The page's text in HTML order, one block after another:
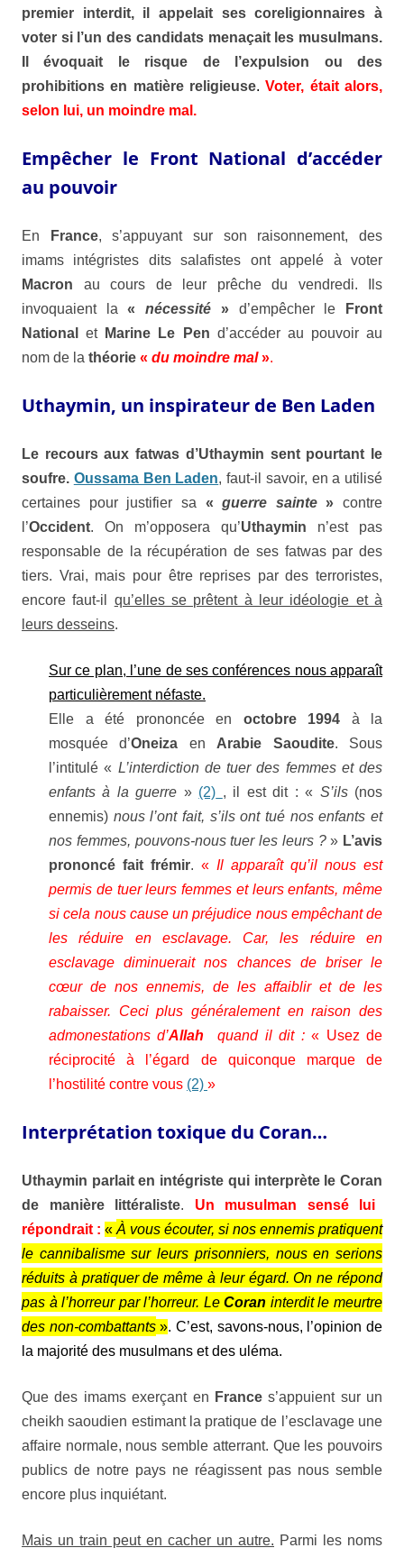
premier interdit, il appelait ses coreligionnaires à
voter si l’un des candidats menaçait les musulmans.
Il évoquait le risque de l’expulsion ou des
prohibitions en matière religieuse. Voter, était alors,
selon lui, un moindre mal.
Empêcher le Front National d’accéder
au pouvoir
En France, s’appuyant sur son raisonnement, des
imams intégristes dits salafistes ont appelé à voter
Macron au cours de leur prêche du vendredi. Ils
invoquaient la«nécessité »d’empêcher le
Front
National
et Marine Le Pen d’accéder au pouvoir au
nom de la théorie « du moindre mal».
Uthaymin, un inspirateur de Ben Laden
Le recours aux fatwas d’Uthaymin sent pourtant le
soufre. Oussama Ben Laden, faut-il savoir, en a utilisé
certaines pour justifier sa «guerre sainte» contre
l’Occident. On m’opposera qu’Uthaymin n’est pas
responsable de la récupération de ses fatwas par des
tiers. Vrai, mais pour être reprises par des terroristes,
encore faut-il qu’elles se prêtent à leur idéologie et à
leurs desseins.
Sur ce plan, l’une de ses conférences nous apparaît
particulièrement néfaste.
Elle a été prononcée en octobre 1994 à la
mosquée d’Oneiza en Arabie Saoudite. Sous
l’intitulé « L’interdiction de tuer des femmes et des
enfants à la guerre » (2) , il est dit : « S’ils (nos
ennemis) nous l’ont fait, s’ils ont tué nos enfants et
nos femmes, pouvons-noustuer les leurs ?» L’avis
prononcé fait frémir. « Il apparaît qu’il nous est
permis de tuer leurs femmes et leurs enfants, même
si cela nous cause un préjudice nous empêchant de
les réduire en esclavage. Car, les réduire en
esclavage diminuerait nos chances de briser le
cœur de nos ennemis, de les affaiblir et de les
rabaisser. Ceci plus généralement en raison des
admonestations d’Allah quand il dit :« Usez de
réciprocité à l’égard de quiconque marque de
l’hostilité contre vous (2) »
Interprétation toxique du Coran…
Uthaymin parlait en intégriste qui interprète le Coran
de manière littéraliste. Un musulman sensé lui
répondrait : « À vous écouter, si nos ennemis pratiquent
le cannibalisme sur leurs prisonniers, nous en serions
réduits à pratiquer de même à leur égard. On ne répond
pas à l’horreur par l’horreur. LeCoran interdit le meurtre
des non-combattants». C’est, savons-nous, l’opinion de
la majorité des musulmans et des uléma.
Que des imams exerçant en Frances’appuient sur un
cheikh saoudien estimant la pratique de l’esclavage une
affaire normale, nous semble atterrant. Que les pouvoirs
publics de notre pays ne réagissent pas nous semble
encore plus inquiétant.
Mais un train peut en cacher un autre. Parmi les noms